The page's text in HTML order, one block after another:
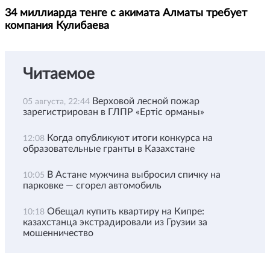
34 миллиарда тенге с акимата Алматы требует
компания Кулибаева
Читаемое
05 августа, 22:44 Верховой лесной пожар
зарегистрирован в ГЛПР «Ертіс орманы»
12:08 Когда опубликуют итоги конкурса на
образовательные гранты в Казахстане
10:05 В Астане мужчина выбросил спичку на
парковке — сгорел автомобиль
10:18 Обещал купить квартиру на Кипре:
казахстанца экстрадировали из Грузии за
мошенничество